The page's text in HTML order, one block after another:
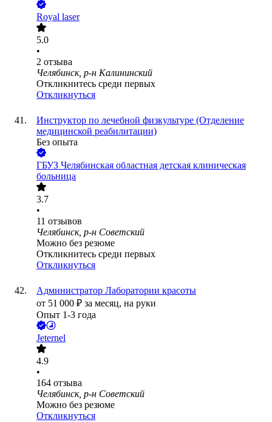
Royal laser
5.0
•
2 отзыва
Челябинск, р-н Калининский
Откликнитесь среди первых
Откликнуться
Инструктор по лечебной физкультуре (Отделение
медицинской реабилитации)
Без опыта
ГБУЗ Челябинская областная детская клиническая
больница
3.7
•
11 отзывов
Челябинск, р-н Советский
Можно без резюме
Откликнитесь среди первых
Откликнуться
Администратор Лаборатории красоты
от 51 000 ₽ за месяц, на руки
Опыт 1-3 года
Jeternel
4.9
•
164 отзыва
Челябинск, р-н Советский
Можно без резюме
Откликнуться